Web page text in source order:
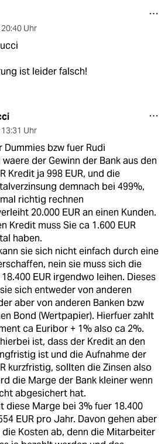
20:40 Uhr
ist leider falsch!
13:31 Uhr
Dummies bzw fuer Rudi
waere der Gewinn der Bank aus den
Kredit ja 998 EUR, und die
demnach bei 499%,
richtig rechnen
20.000 EUR an einen Kunden.
Kredit muss Sie ca 1.600 EUR
haben.
sie sich nicht einfach durch eine
nein sie muss sich die
EUR irgendwo leihen. Dieses
sich entweder von anderen
aber von anderen Banken bzw
Bond (Wertpapier). Hierfuer zahlt
ca Euribor + 1% also ca 2%.
ist, dass der Kredit an den
ist und die Aufnahme der
kurzfristig, sollten die Zinsen also
die Marge der Bank kleiner wenn
abgesichert hat.
diese Marge bei 3% fuer 18.400
EUR pro Jahr. Davon gehen aber
Kosten ab, denn die Mitarbeiter